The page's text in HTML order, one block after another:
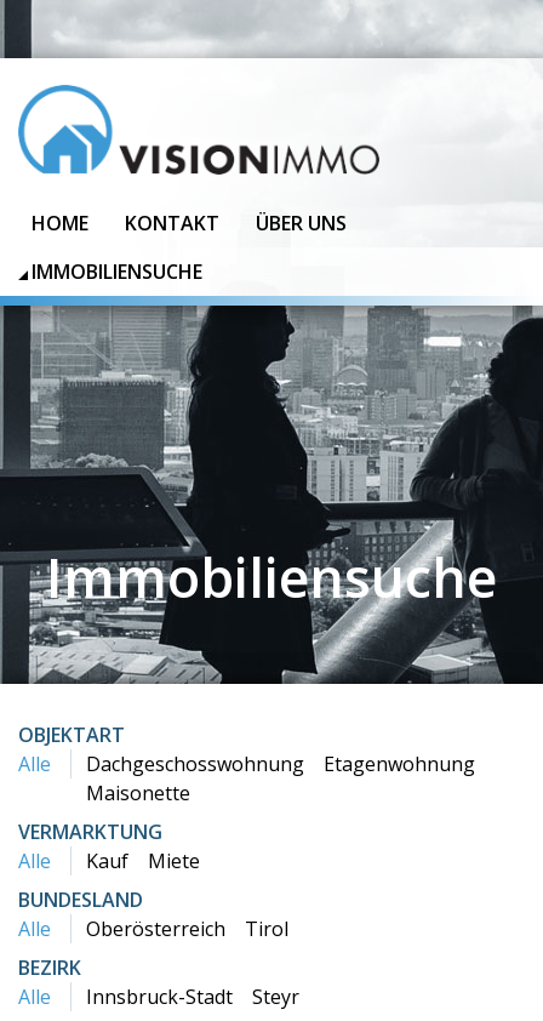
HOME KONTAKT
ÜBER UNS
IMMOBILIENSUCHE
Immobiliensuche
OBJEKTART
Alle
Dachgeschosswohnung
Etagenwohnung
Maisonette
VERMARKTUNG
Alle
Kauf
Miete
BUNDESLAND
Alle
Oberösterreich
Tirol
BEZIRK
Alle
Innsbruck-Stadt
Steyr